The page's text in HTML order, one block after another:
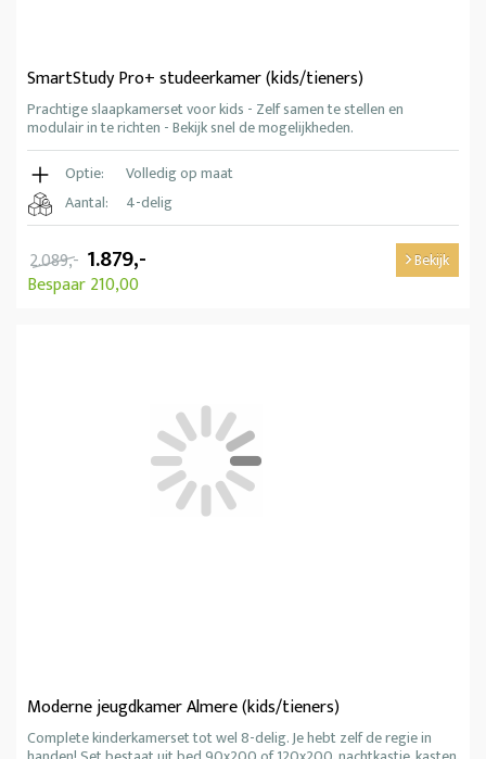
SmartStudy Pro+ studeerkamer (kids/tieners)
Prachtige slaapkamerset voor kids - Zelf samen te stellen en
modulair in te richten - Bekijk snel de mogelijkheden.
Optie:
Volledig op maat
Aantal:
4-delig
2.089,- 1.879,-
Bespaar 210,00
Bekijk
Moderne jeugdkamer Almere (kids/tieners)
Complete kinderkamerset tot wel 8-delig. Je hebt zelf de regie in